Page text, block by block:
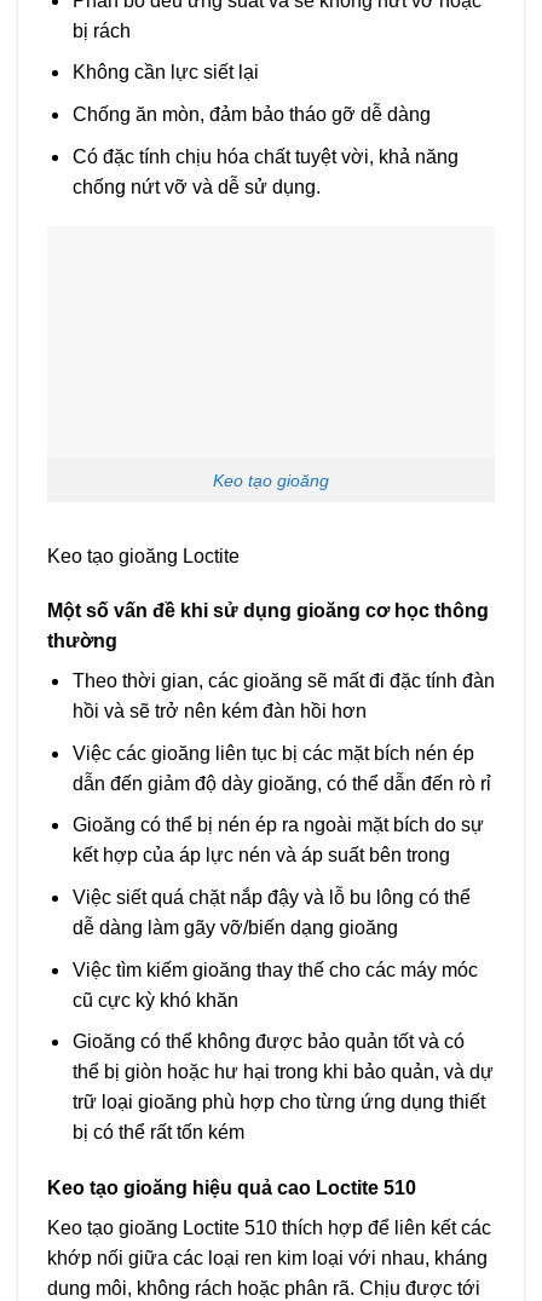
bị rách
Không cần lực siết lại
Chống ăn mòn, đảm bảo tháo gỡ dễ dàng
Có đặc tính chịu hóa chất tuyệt vời, khả năng
chống nứt vỡ và dễ sử dụng.
Keo tạo gioăng
Keo tạo gioăng Loctite
Một số vấn đề khi sử dụng gioăng cơ học thông
thường
Theo thời gian, các gioăng sẽ mất đi đặc tính đàn
hồi và sẽ trở nên kém đàn hồi hơn
Việc các gioăng liên tục bị các mặt bích nén ép
dẫn đến giảm độ dày gioăng, có thể dẫn đến rò rỉ
Gioăng có thể bị nén ép ra ngoài mặt bích do sự
kết hợp của áp lực nén và áp suất bên trong
Việc siết quá chặt nắp đậy và lỗ bu lông có thể
dễ dàng làm gãy vỡ/biến dạng gioăng
Việc tìm kiếm gioăng thay thế cho các máy móc
cũ cực kỳ khó khăn
Gioăng có thể không được bảo quản tốt và có
thể bị giòn hoặc hư hại trong khi bảo quản, và dự
trữ loại gioăng phù hợp cho từng ứng dụng thiết
bị có thể rất tốn kém
Keo tạo gioăng hiệu quả cao Loctite 510
Keo tạo gioăng Loctite 510 thích hợp để liên kết các
khớp nối giữa các loại ren kim loại với nhau, kháng
dung môi, không rách hoặc phân rã. Chịu được tới